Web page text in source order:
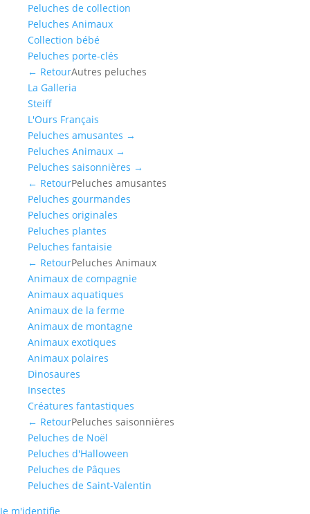
Peluches de collection
Peluches Animaux
Collection bébé
Peluches porte-clés
← RetourAutres peluches
La Galleria
Steiff
L'Ours Français
Peluches amusantes →
Peluches Animaux →
Peluches saisonnières →
← RetourPeluches amusantes
Peluches gourmandes
Peluches originales
Peluches plantes
Peluches fantaisie
← RetourPeluches Animaux
Animaux de compagnie
Animaux aquatiques
Animaux de la ferme
Animaux de montagne
Animaux exotiques
Animaux polaires
Dinosaures
Insectes
Créatures fantastiques
← RetourPeluches saisonnières
Peluches de Noël
Peluches d'Halloween
Peluches de Pâques
Peluches de Saint-Valentin
Je m'identifie